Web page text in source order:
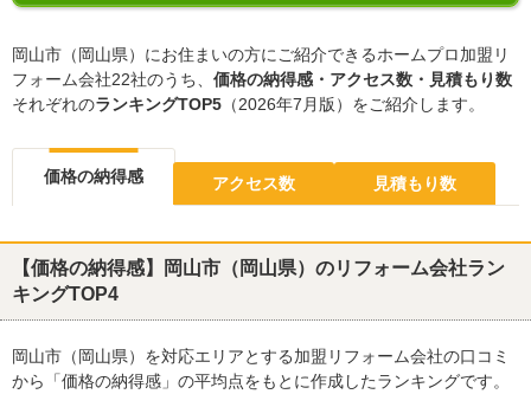
岡山市（岡山県）にお住まいの方にご紹介できるホームプロ加盟リ
フォーム会社22社のうち、 価格の納得感・アクセス数・見積もり数
それぞれのランキングTOP5 （2026年7月版）をご紹介します。
価格の納得感 アクセス数 見積もり数
【価格の納得感】岡山市（岡山県）のリフォーム会社ラン
キングTOP4
岡山市（岡山県）を対応エリアとする加盟リフォーム会社の口コミ
から「価格の納得感」の平均点をもとに作成したランキングです。